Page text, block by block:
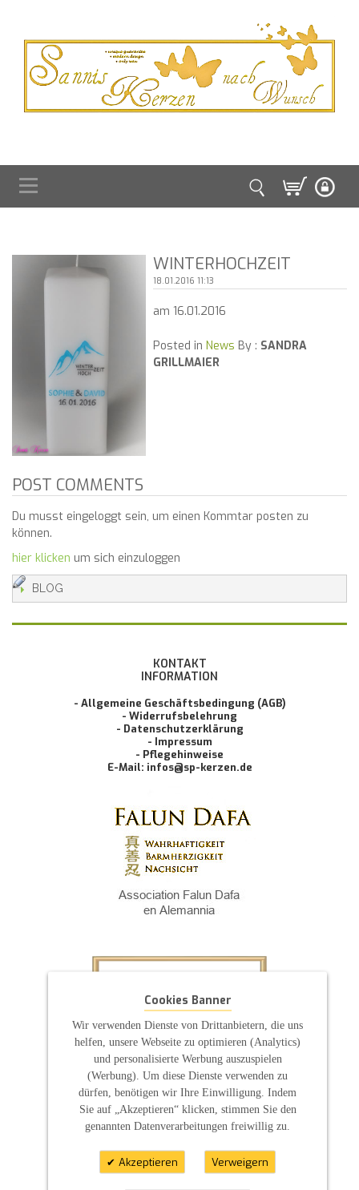
WINTERHOCHZEIT
18.01.2016 11:13
am 16.01.2016
Posted in News By : SANDRA
GRILLMAIER
POST COMMENTS
Du musst eingeloggt sein, um einen Kommtar posten zu
können.
hier klicken um sich einzuloggen
BLOG
KONTAKT
INFORMATION
- Allgemeine Geschäftsbedingung (AGB)
- Widerrufsbelehrung
- Datenschutzerklärung
- Impressum
- Pflegehinweise
E-Mail: infos@sp-kerzen.de
Cookies Banner
Wir verwenden Dienste von Drittanbietern, die uns
helfen, unsere Webseite zu optimieren (Analytics)
und personalisierte Werbung auszuspielen
(Werbung). Um diese Dienste verwenden zu
dürfen, benötigen wir Ihre Einwilligung. Indem
Sie auf „Akzeptieren“ klicken, stimmen Sie den
genannten Datenverarbeitungen freiwillig zu.
Akzeptieren Verweigern